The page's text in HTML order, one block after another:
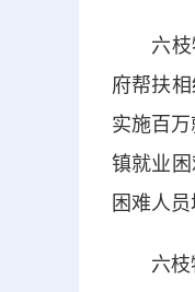
六枝特
府帮扶
实施百
镇就业
困难人员
六枝特